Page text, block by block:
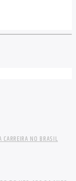
NO BRASIL